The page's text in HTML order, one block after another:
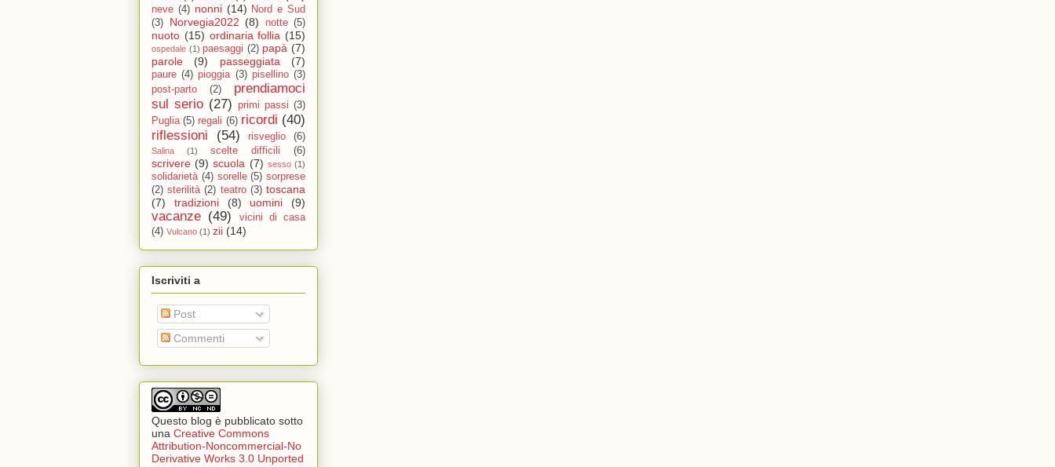
neve (4) nonni (14) Nord e Sud
(3)
Norvegia2022 (8) notte (5)
nuoto (15) ordinaria follia (15)
ospedale (1) paesaggi (2) papà (7)
parole
(9) passeggiata (7)
paure (4) pioggia (3) pisellino (3)
post-parto
(2)
prendiamoci
sul serio (27) primi passi (3)
Puglia (5) regali (6) ricordi (40)
riflessioni
(54) risveglio (6)
Salina (1) scelte difficili (6)
scrivere (9) scuola (7) sesso (1)
solidarietà (4) sorelle (5) sorprese
(2) sterilità (2) teatro (3) toscana
(7)
tradizioni (8) uomini (9)
vacanze (49)
vicini di casa
(4) Vulcano (1) zii (14)
Iscriviti a
Post
Commenti
Questo blog è pubblicato sotto
una Creative Commons
Attribution-Noncommercial-No
Derivative Works 3.0 Unported